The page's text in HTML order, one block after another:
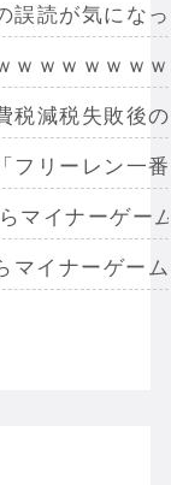
誤読が気にな
ｗｗｗｗｗｗ
税減税失敗後
フリーレン
マイナーゲー
マイナーゲー